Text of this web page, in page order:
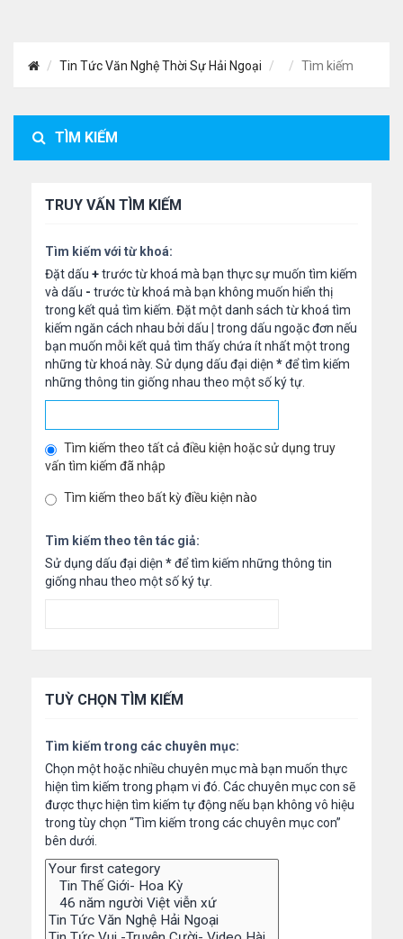
Tin Tức Văn Nghệ Thời Sự Hải Ngoại Tìm kiếm
TÌM KIẾM
TRUY VẤN TÌM KIẾM
Tìm kiếm với từ khoá:
Đặt dấu +trước từ khoá mà bạn thực sự muốn tìm kiếm
và dấu - trước từ khoá mà bạn không muốn hiển thị
trong kết quả tìm kiếm. Đặt một danh sách từ khoá tìm
kiếm ngăn cách nhau bởi dấu
trong dấu ngoặc đơn nếu
bạn muốn mỗi kết quả tìm thấy chứa ít nhất một trong
những từ khoá này. Sử dụng dấu đại diện *để tìm kiếm
những thông tin giống nhau theo một số ký tự.
Tìm kiếm theo tất cả điều kiện hoặc sử dụng truy
vấn tìm kiếm đã nhập
Tìm kiếm theo bất kỳ điều kiện nào
Tìm kiếm theo tên tác giả:
Sử dụng dấu đại diện *để tìm kiếm những thông tin
giống nhau theo một số ký tự.
TUỲ CHỌN TÌM KIẾM
Tìm kiếm trong các chuyên mục:
Chọn một hoặc nhiều chuyên mục mà bạn muốn thực
hiện tìm kiếm trong phạm vi đó. Các chuyên mục con sẽ
được thực hiện tìm kiếm tự động nếu bạn không vô hiệu
trong tùy chọn “Tìm kiếm trong các chuyên mục con”
bên dưới.